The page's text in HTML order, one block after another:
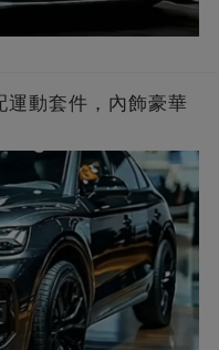
運動套件，內飾豪華